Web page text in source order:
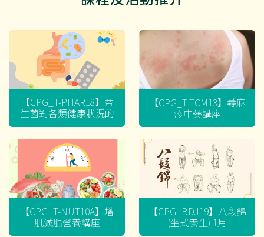
【CPG_T-PHAR18】益
生菌對各類健康狀況的
迷思
【CPG_T-TCM13】蕁麻
疹中藥講座
【CPG_T-NUT10A】增
肌減脂營養講座
【CPG_BDJ19】八段錦
(坐式養生) 1月